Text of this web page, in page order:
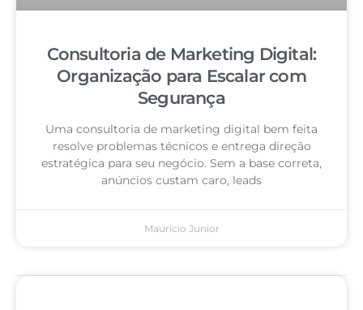
Consultoria de Marketing Digital:
Organização para Escalar com
Segurança
Uma consultoria de marketing digital bem feita
resolve problemas técnicos e entrega direção
estratégica para seu negócio. Sem a base correta,
anúncios custam caro, leads
Mauricio Junior